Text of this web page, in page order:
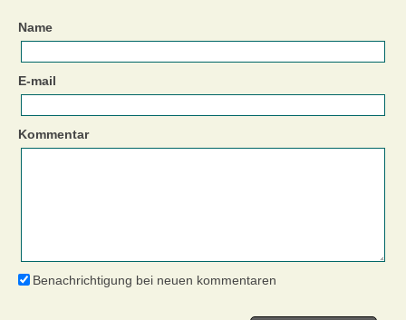
Name
E-mail
Kommentar
Benachrichtigung bei neuen kommentaren